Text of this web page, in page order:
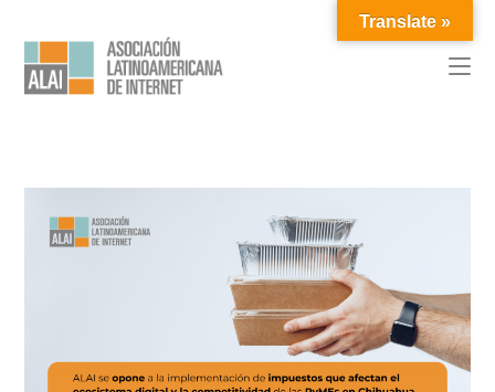
Translate »